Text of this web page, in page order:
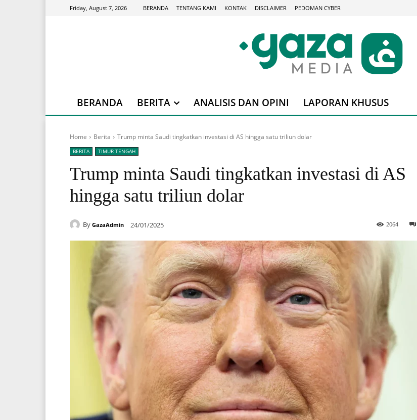
Friday, August 7, 2026 BERANDA TENTANG KAMI KONTAK DISCLAIMER PEDOMAN CYBER
BERANDA BERITA ANALISIS DAN OPINI LAPORAN KHUSUS
Home Berita Trump minta Saudi tingkatkan investasi di AS hingga satu triliun dolar
BERITA TIMUR TENGAH
Trump minta Saudi tingkatkan investasi di AS
hingga satu triliun dolar
By GazaAdmin 24/01/2025 2064